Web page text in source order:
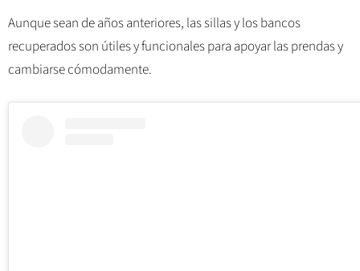
Aunque sean de años anteriores, las sillas y los bancos
recuperados son útiles y funcionales para apoyar las prendas y
cambiarse cómodamente.